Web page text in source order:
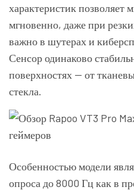
характеристик позволяет
мгновенно, даже при
важно в шутерах и
Сенсор одинаково
поверхностях — от
стекла.
Особенностью модели
опроса до 8000 Гц как в